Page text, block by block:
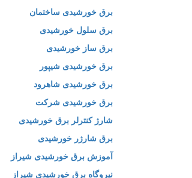
برق خورشیدی ساختمان
برق سلول خورشیدی
برق ساز خورشیدی
برق خورشیدی شیپور
برق خورشیدی شاهرود
برق خورشیدی شرکت
شارژ کنترلر برق خورشیدی
برق شارژر خورشیدی
آموزش برق خورشیدی شیراز
نیروگاه برق خورشیدی شیراز